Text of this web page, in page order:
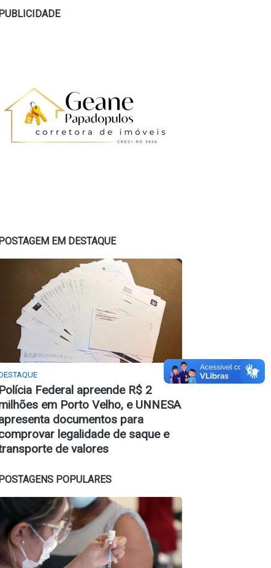
PUBLICIDADE
POSTAGEM EM DESTAQUE
Polícia Federal apreende R$ 2
em Porto Velho, e UNNESA
documentos para
legalidade de saque e
de valores
POSTAGENS POPULARES